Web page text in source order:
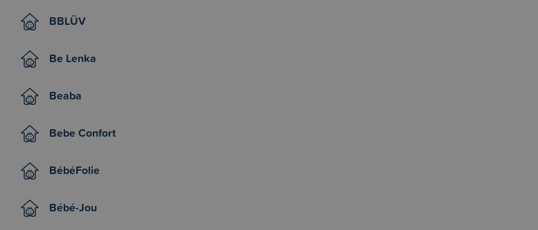
BBLÜV
Be Lenka
Beaba
Bebe Confort
BébéFolie
Bébé-Jou